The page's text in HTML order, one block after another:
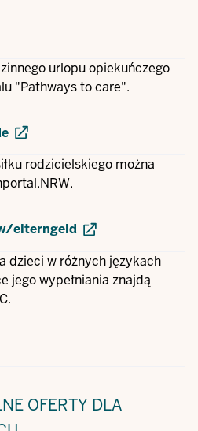
urlopu opiekuńczego
"Pathways to care".
rodzicielskiego można
elterngeld
dzieci w różnych językach
jego wypełniania znajdą
OFERTY DLA